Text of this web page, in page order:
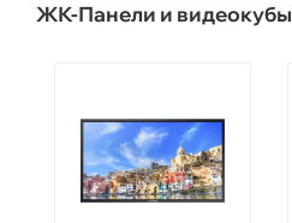
ЖК-Панели и видеокубы